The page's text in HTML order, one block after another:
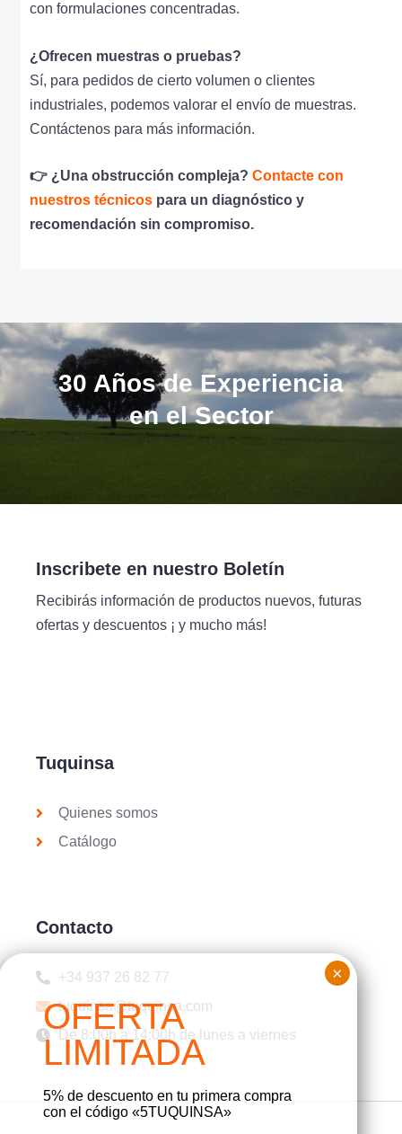
con formulaciones concentradas.
¿Ofrecen muestras o pruebas?
Sí, para pedidos de cierto volumen o clientes
industriales, podemos valorar el envío de muestras.
Contáctenos para más información.
👉 ¿Una obstrucción compleja? Contacte con
nuestros técnicos para un diagnóstico y
recomendación sin compromiso.
30 Años de Experiencia
en el Sector
Inscribete en nuestro Boletín
Recibirás información de productos nuevos, futuras
ofertas y descuentos ¡ y mucho más!
Tuquinsa
Quienes somos
Catálogo
Contacto
+34 937 26 82 77
tuquinsa@tuquinsa.com
De 8:00h a 14:00h de lunes a viernes
5% de descuento en tu primera compra
con el código «5TUQUINSA»